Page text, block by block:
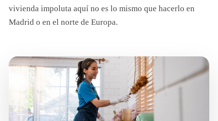
vivienda impoluta aquí no es lo mismo que hacerlo en
Madrid o en el norte de Europa.